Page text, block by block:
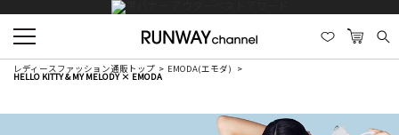
レディースファッション通販トップ EMODA(エモダ)
HELLO KITTY & MY MELODY × EMODA